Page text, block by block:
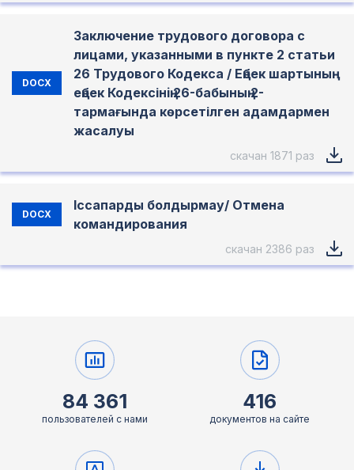
DOCX
Заключение трудового договора с
лицами, указанными в пункте 2 статьи
26 Трудового Кодекса / Еңбек шартының
еңбек Кодексінiң 26-бабының 2-
тармағында көрсетілген адамдармен
жасалуы
скачан 1871 раз
DOCX
Іссапарды болдырмау/ Отмена
командирования
скачан 2386 раз
84 361
пользователей с нами
416
документов на сайте